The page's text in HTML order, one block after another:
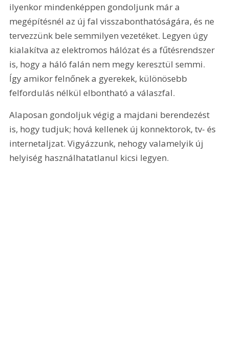
ilyenkor mindenképpen gondoljunk már a
megépítésnél az új fal visszabonthatóságára, és ne
tervezzünk bele semmilyen vezetéket. Legyen úgy
kialakítva az elektromos hálózat és a fűtésrendszer
is, hogy a háló falán nem megy keresztül semmi.
Így amikor felnőnek a gyerekek, különösebb
felfordulás nélkül elbontható a válaszfal.
Alaposan gondoljuk végig a majdani berendezést
is, hogy tudjuk; hová kellenek új konnektorok, tv- és
internetaljzat. Vigyázzunk, nehogy valamelyik új
helyiség használhatatlanul kicsi legyen.